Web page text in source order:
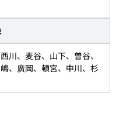
川、麦谷、山下、曽谷、
、廣岡、頓宮、中川、杉